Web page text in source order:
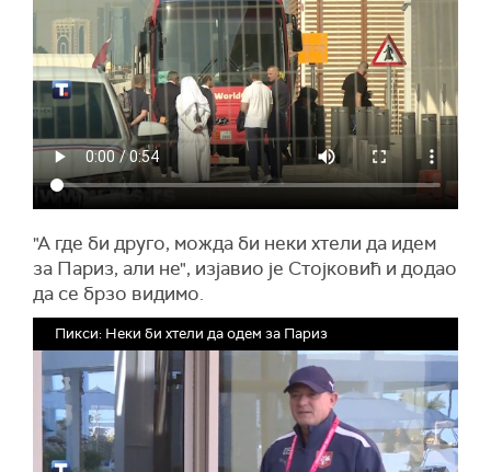
"А где би друго, можда би неки хтели да идем
за Париз, али не", изјавио је Стојковић и додао
да се брзо видимо.
Пикси: Неки би хтели да одем за Париз